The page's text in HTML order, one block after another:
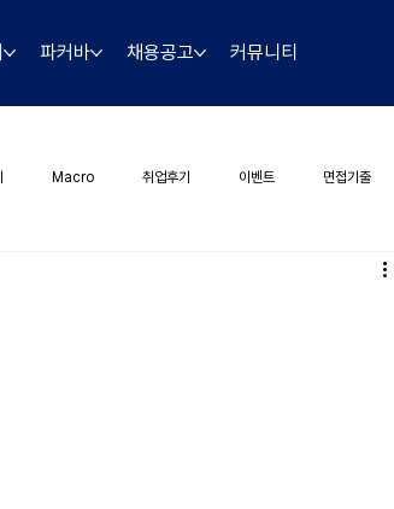
파커바 채용공고 커뮤니티
Macro 취업후기 이벤트 면접기출